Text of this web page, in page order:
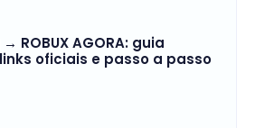
ROBUX AGORA: guia
oficiais e passo a passo